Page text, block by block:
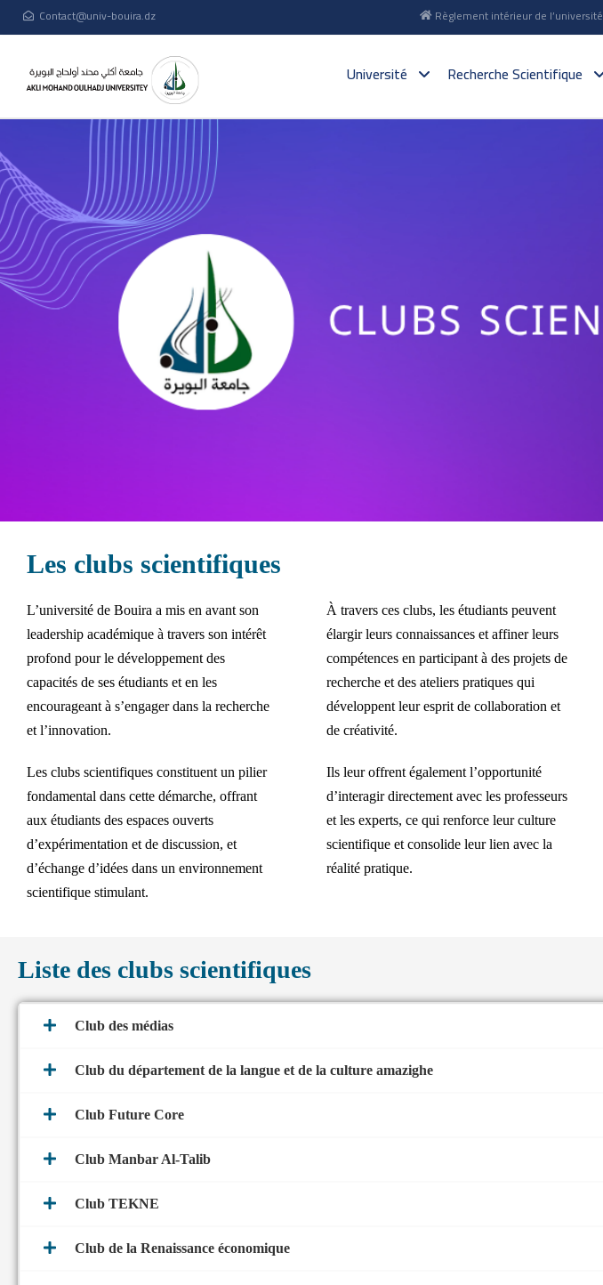
Contact@univ-bouira.dz Règlement intérieur de l’université
Université Recherche Scientifique
Les clubs scientifiques
L’université de Bouira a mis en avant son
leadership académique à travers son intérêt
profond pour le développement des
capacités de ses étudiants et en les
encourageant à s’engager dans la recherche
et l’innovation.
Les clubs scientifiques constituent un pilier
fondamental dans cette démarche, offrant
aux étudiants des espaces ouverts
d’expérimentation et de discussion, et
d’échange d’idées dans un environnement
scientifique stimulant.
À travers ces clubs, les étudiants peuvent
élargir leurs connaissances et affiner leurs
compétences en participant à des projets de
recherche et des ateliers pratiques qui
développent leur esprit de collaboration et
de créativité.
Ils leur offrent également l’opportunité
d’interagir directement avec les professeurs
et les experts, ce qui renforce leur culture
scientifique et consolide leur lien avec la
réalité pratique.
Liste des clubs scientifiques
Club des médias
Club du département de la langue et de la culture amazighe
Club Future Core
Club Manbar Al-Talib
Club TEKNE
Club de la Renaissance économique